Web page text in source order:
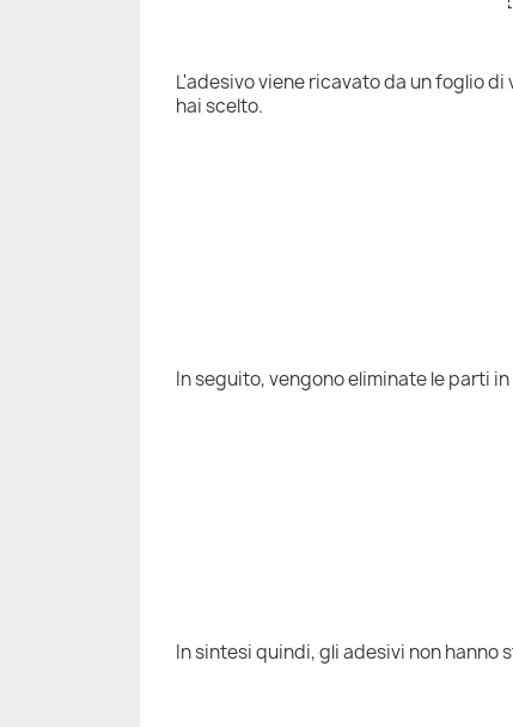
L'adesivo viene ricavato da un foglio
hai scelto.
In seguito, vengono eliminate le parti
In sintesi quindi, gli adesivi non hanno